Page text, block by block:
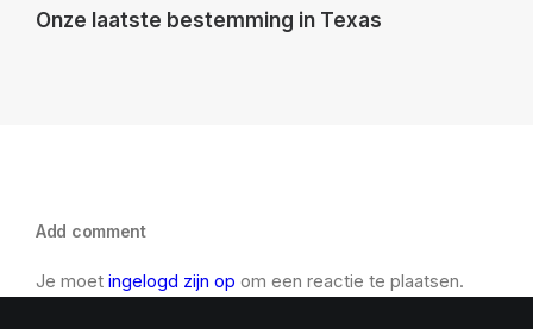
Onze laatste bestemming in Texas
Add comment
Je moet ingelogd zijn op om een reactie te plaatsen.